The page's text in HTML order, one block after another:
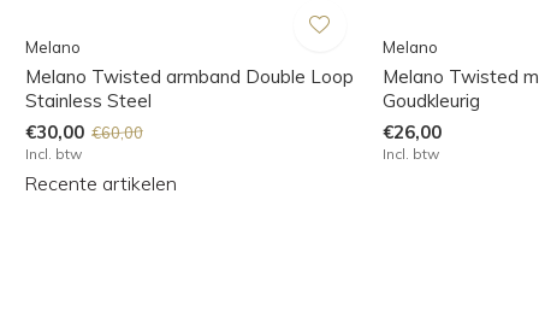
Melano
Melano Twisted armband Double Loop
Stainless Steel
€30,00 €60,00
Incl. btw
Melano
Melano Twisted
Goudkleurig
€26,00
Incl. btw
Recente artikelen